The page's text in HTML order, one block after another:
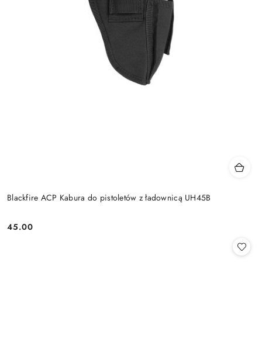
Blackfire ACP Kabura do pistoletów z ładownicą UH45B
Cena:
45.00